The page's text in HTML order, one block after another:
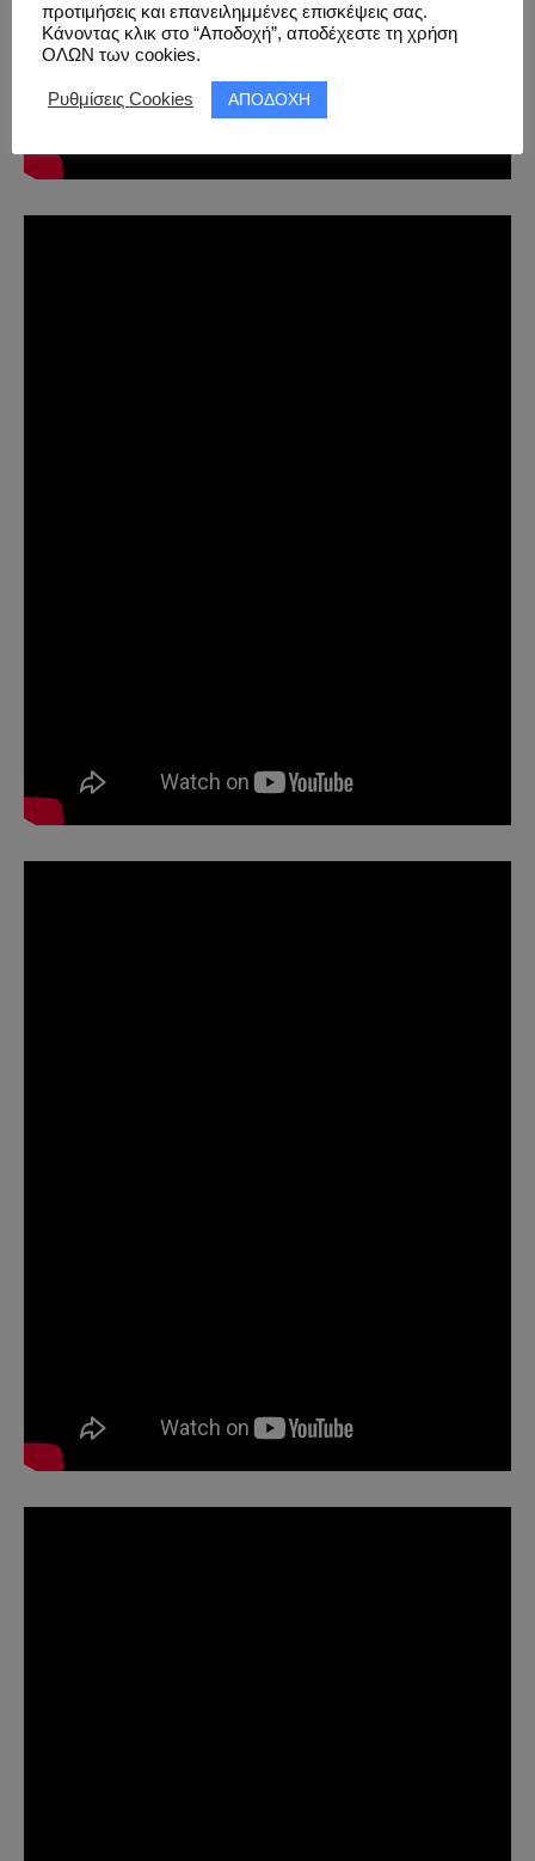
προτιμήσεις και επανειλημμένες επισκέψεις σας.
Κάνοντας κλικ στο “Αποδοχή”, αποδέχεστε τη χρήση
ΟΛΩΝ των cookies.
Ρυθμίσεις Cookies ΑΠΟΔΟΧΗ